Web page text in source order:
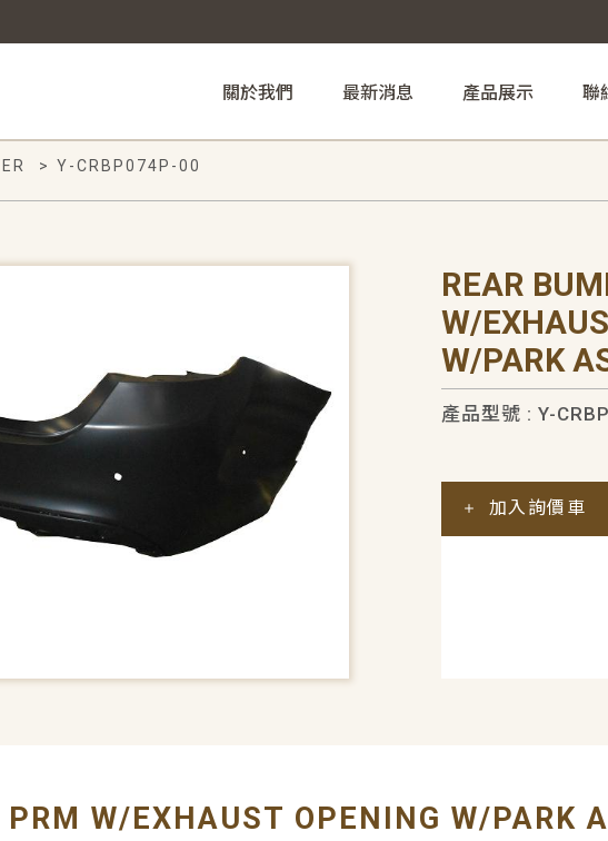
關於我們 最新消息 產品展示 聯
> Y-CRBP074P-00
REAR
W/
W/PARK
產品型號 : Y-
加入詢價車
PRM W/EXHAUST OPENING W/PARK